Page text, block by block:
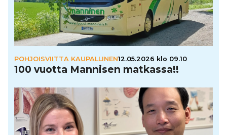
POHJOISVIITTA KAUPALLINEN12.05.2026 klo 09.10
100 vuotta Mannisen matkassa!!